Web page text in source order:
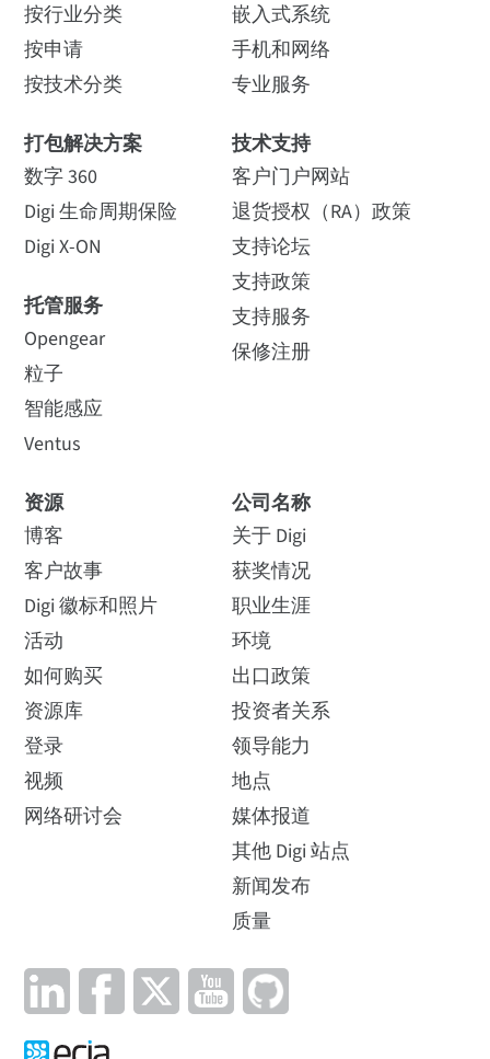
按行业分类
按申请
按技术分类
打包解决方案
数字 360
Digi 生命周期保险
Digi X-ON
托管服务
Opengear
粒子
智能感应
Ventus
嵌入式系统
手机和网络
专业服务
技术支持
客户门户网站
退货授权（RA）政策
支持论坛
支持政策
支持服务
保修注册
资源
博客
客户故事
Digi 徽标和照片
活动
如何购买
资源库
登录
视频
网络研讨会
公司名称
关于 Digi
获奖情况
职业生涯
环境
出口政策
投资者关系
领导能力
地点
媒体报道
其他 Digi 站点
新闻发布
质量